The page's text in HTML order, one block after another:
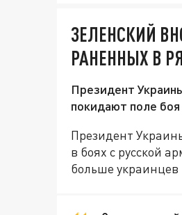
ЗЕЛЕНСКИЙ
РАНЕННЫХ В
Президент
покидают поле
Президент
в боях с русской
больше